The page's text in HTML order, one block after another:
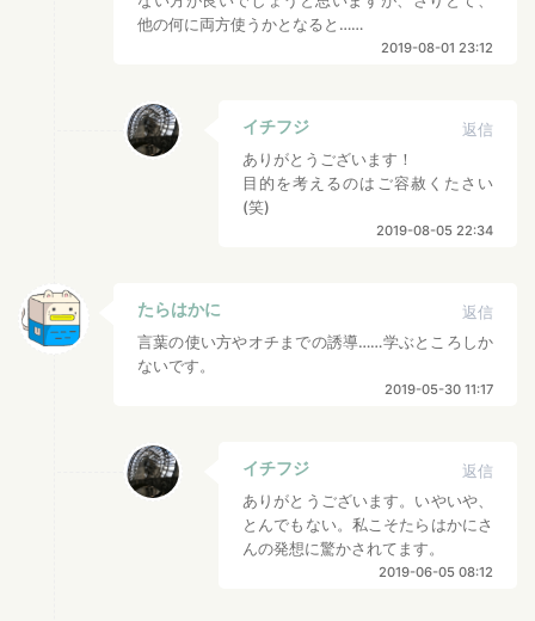
他の何に両方使うかとなると……
2019-08-01 23:12
イチフジ
返信
ありがとうございます！
目的を考えるのはご容赦くたさい
(笑)
2019-08-05 22:34
たらはかに
返信
言葉の使い方やオチまでの誘導……学ぶところしか
ないです。
2019-05-30 11:17
イチフジ
返信
ありがとうございます。いやいや、
とんでもない。私こそたらはかにさ
んの発想に驚かされてます。
2019-06-05 08:12